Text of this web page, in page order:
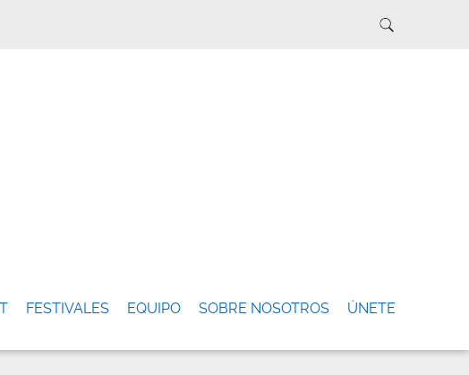
FESTIVALES EQUIPO SOBRE NOSOTROS ÚNETE